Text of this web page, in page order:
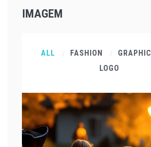
IMAGEM
ALL / FASHION / GRAPHIC
LOGO
LOREM